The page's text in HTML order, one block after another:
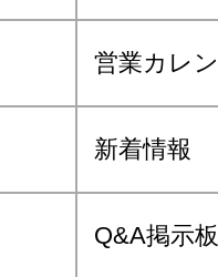
営業カレ
新着情報
Q&A掲示板